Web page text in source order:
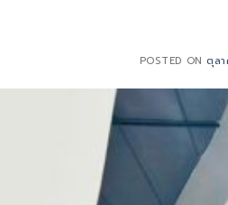
POSTED ON ตุล